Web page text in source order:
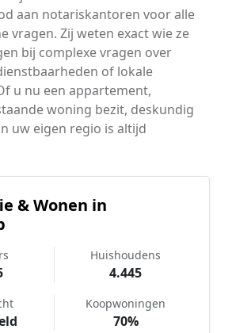
aan notariskantoren voor alle
vragen. Zij weten exact wie ze
bij complexe vragen over
of lokale
u nu een appartement,
woning bezit, deskundig
uw eigen regio is altijd
& Wonen in
Huishoudens
4.445
Koopwoningen
70%